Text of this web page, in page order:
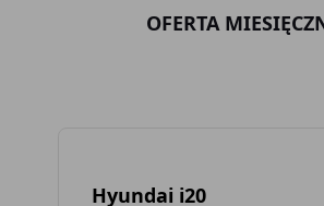
OFERTA
Hyundai i20